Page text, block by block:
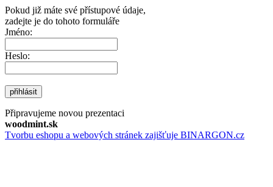
Pokud již máte své přístupové údaje,
zadejte je do tohoto formuláře
Jméno:
Heslo:
přihlásit
Připravujeme novou prezentaci
woodmint.sk
Tvorbu eshopu a webových stránek zajišťuje BINARGON.cz